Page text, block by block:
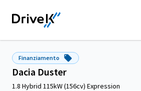
Finanziamento
Dacia Duster
1.8 Hybrid 115kW (156cv) Expression